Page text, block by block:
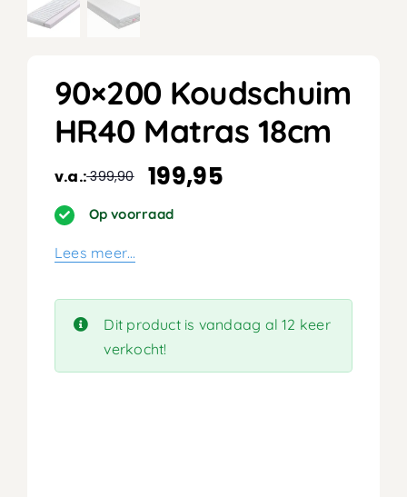
90×200 Koudschuim
HR40 Matras 18cm
v.a.:399,90
Oorspronkelijke
prijs
was:
399,90.
199,95
Huidige
prijs
is:
199,95.
Op voorraad
Lees meer…
Dit product is vandaag al 12 keer
verkocht!